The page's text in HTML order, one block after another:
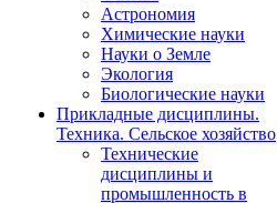
Астрономия
Химические науки
Науки о Земле
Экология
Биологические науки
Прикладные дисциплины.
Техника. Сельское хозяйство
Технические
дисциплины и
промышленность в